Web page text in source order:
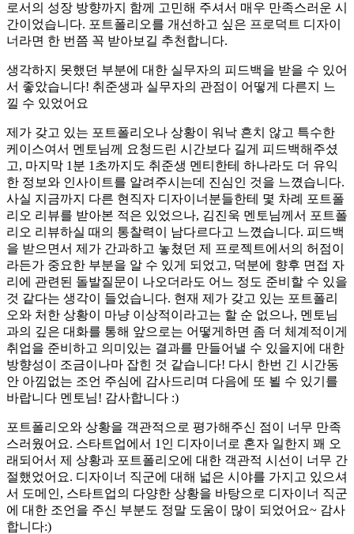
로서의 성장 방향까지 함께 고민해 주셔서 매우 만족스러운 시
간이었습니다. 포트폴리오를 개선하고 싶은 프로덕트 디자이
너라면 한 번쯤 꼭 받아보길 추천합니다.
생각하지 못했던 부분에 대한 실무자의 피드백을 받을 수 있어
서 좋았습니다! 취준생과 실무자의 관점이 어떻게 다른지 느
낄 수 있었어요
제가 갖고 있는 포트폴리오나 상황이 워낙 흔치 않고 특수한
케이스여서 멘토님께 요청드린 시간보다 길게 피드백해주셨
고, 마지막 1분 1초까지도 취준생 멘티한테 하나라도 더 유익
한 정보와 인사이트를 알려주시는데 진심인 것을 느꼈습니다.
사실 지금까지 다른 현직자 디자이너분들한테 몇 차례 포트폴
리오 리뷰를 받아본 적은 있었으나, 김진욱 멘토님께서 포트폴
리오 리뷰하실 때의 통찰력이 남다르다고 느꼈습니다. 피드백
을 받으면서 제가 간과하고 놓쳤던 제 프로젝트에서의 허점이
라든가 중요한 부분을 알 수 있게 되었고, 덕분에 향후 면접 자
리에 관련된 돌발질문이 나오더라도 어느 정도 준비할 수 있을
것 같다는 생각이 들었습니다. 현재 제가 갖고 있는 포트폴리
오와 처한 상황이 마냥 이상적이라고는 할 순 없으나, 멘토님
과의 깊은 대화를 통해 앞으로는 어떻게하면 좀 더 체계적이게
취업을 준비하고 의미있는 결과를 만들어낼 수 있을지에 대한
방향성이 조금이나마 잡힌 것 같습니다! 다시 한번 긴 시간동
안 아낌없는 조언 주심에 감사드리며 다음에 또 뵐 수 있기를
바랍니다 멘토님! 감사합니다 :)
포트폴리오와 상황을 객관적으로 평가해주신 점이 너무 만족
스러웠어요. 스타트업에서 1인 디자이너로 혼자 일한지 꽤 오
래되어서 제 상황과 포트폴리오에 대한 객관적 시선이 너무 간
절했었어요. 디자이너 직군에 대해 넓은 시야를 가지고 있으셔
서 도메인, 스타트업의 다양한 상황을 바탕으로 디자이너 직군
에 대한 조언을 주신 부분도 정말 도움이 많이 되었어요~ 감사
합니다:)